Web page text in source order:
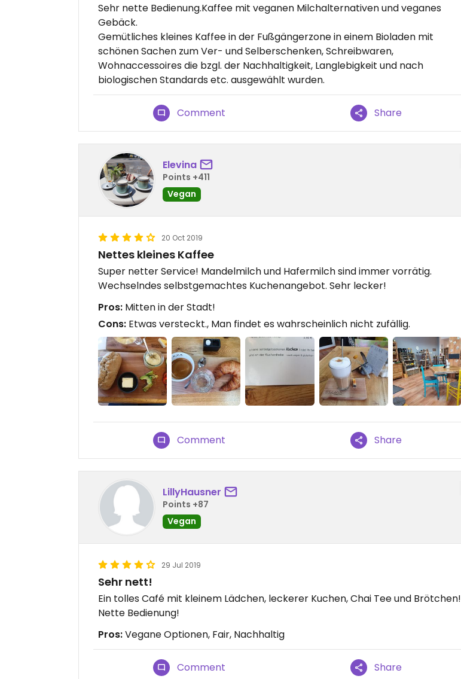
Sehr nette Bedienung.Kaffee mit veganen Milchalternativen und veganes
Gebäck.
Gemütliches kleines Kaffee in der Fußgängerzone in einem Bioladen mit
schönen Sachen zum Ver- und Selberschenken, Schreibwaren,
Wohnaccessoires die bzgl. der Nachhaltigkeit, Langlebigkeit und nach
biologischen Standards etc. ausgewählt wurden.
Comment Share
Elevina
Points +411
Vegan
20 Oct 2019
Nettes kleines Kaffee
Super netter Service! Mandelmilch und Hafermilch sind immer vorrätig.
Wechselndes selbstgemachtes Kuchenangebot. Sehr lecker!
Pros: Mitten in der Stadt!
Cons: Etwas versteckt., Man findet es wahrscheinlich nicht zufällig.
Comment Share
LillyHausner
Points +87
Vegan
29 Jul 2019
Sehr nett!
Ein tolles Café mit kleinem Lädchen, leckerer Kuchen, Chai Tee und Brötchen!
Nette Bedienung!
Pros:Vegane Optionen, Fair, Nachhaltig
Comment Share